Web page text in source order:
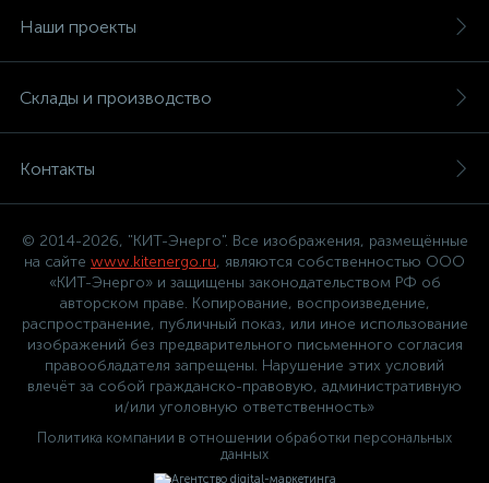
Наши проекты
Склады и производство
Контакты
© 2014-2026, "КИТ-Энерго". Все изображения, размещённые
на сайте www.kitenergo.ru, являются собственностью ООО
«КИТ-Энерго» и защищены законодательством РФ об
авторском праве. Копирование, воспроизведение,
распространение, публичный показ, или иное использование
изображений без предварительного письменного согласия
правообладателя запрещены. Нарушение этих условий
влечёт за собой гражданско-правовую, административную
и/или уголовную ответственность»
Политика компании в отношении обработки персональных
данных